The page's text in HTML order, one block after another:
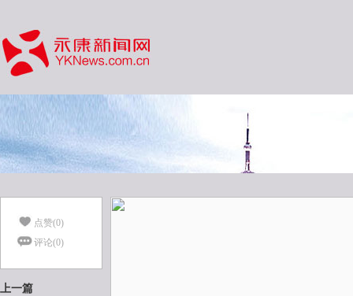
点赞(0)
评论(0)
上一篇